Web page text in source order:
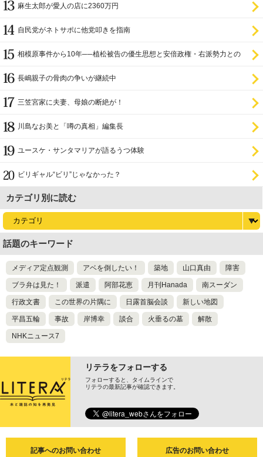
麻生太郎が愛人の店に2360万円
自民党がネトサポに他党叩きを指南
相模原事件から10年──植松被告の優生思想と安倍政権・右派勢力との
長嶋親子の骨肉の争いが継続中
三笠宮家に夫妻、母娘の断絶が！
川島なお美と「噂の真相」編集長
ユースケ・サンタマリアが語るうつ体験
ビリギャル“ビリ”じゃなかった？
カテゴリ別に読む
話題のキーワード
メディア定点観測 アベを倒したい！ 築地 山口真由 障害
ブラ弁は見た！ 派遣 阿部花恵 月刊Hanada 南スーダン
行政文書 この世界の片隅に 日露首脳会談 新しい地図
平昌五輪 事故 岸博幸 談合 火垂るの墓 解散
NHKニュース7
リテラをフォローする
フォローすると、タイムラインで
リテラの最新記事が確認できます。
記事へのお問い合わせ 広告のお問い合わせ